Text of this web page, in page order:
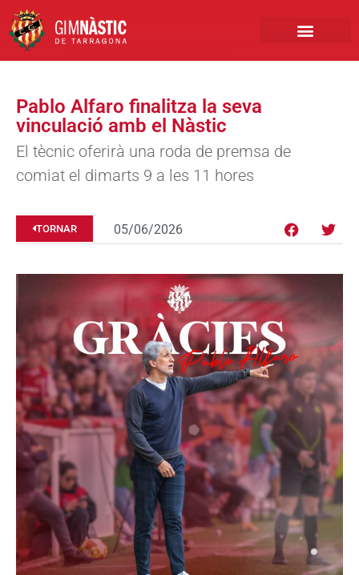
Pablo Alfaro finalitza la seva
vinculació amb el Nàstic
El tècnic oferirà una roda de premsa de
comiat el dimarts 9 a les 11 hores
TORNAR 05/06/2026